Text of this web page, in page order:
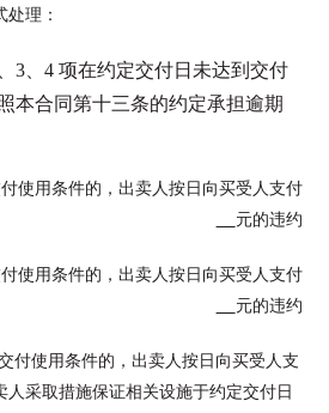
处理：
3、4 项在约定交付日未达到交付
本合同第十三条的约定承担逾期
使用条件的，出卖人按日向买受人支付
元的违约
使用条件的，出卖人按日向买受人支付
元的违约
付使用条件的，出卖人按日向买受人支
人采取措施保证相关设施于约定交付日